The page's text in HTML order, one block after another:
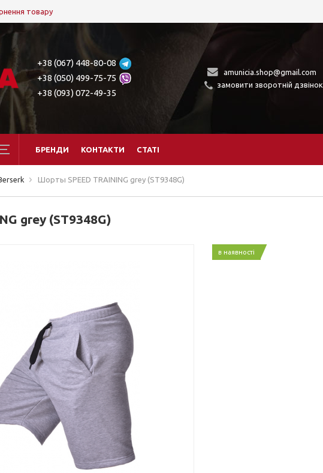
товару
+38 (067) 448-80-08
+38 (050) 499-75-75
+38 (093) 072-49-35
amunicia.shop@gmail.com
замовити зворотній дзвінок
БРЕНДИ КОНТАКТИ СТАТІ
Шорты SPEED TRAINING grey (ST9348G)
grey (ST9348G)
в наявності